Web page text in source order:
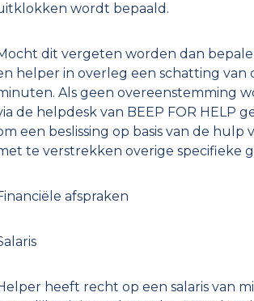
wordt bepaald.
dit vergeten worden dan
helper in overleg een schatting
Als geen overeenstemming
de helpdesk van BEEP FOR HELP
een beslissing op basis van de hulp
te verstrekken overige specifieke
afspraken
heeft recht op een salaris van